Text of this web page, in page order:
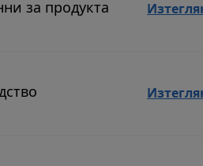
за продукта